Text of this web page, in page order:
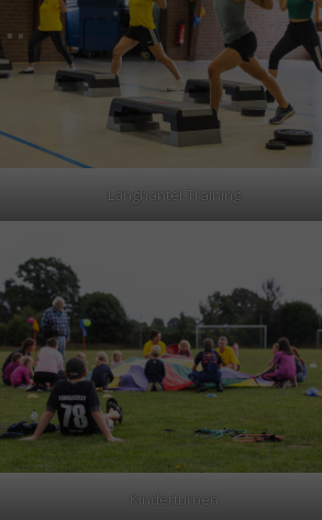
Langhantel-Training
Kinderturnen